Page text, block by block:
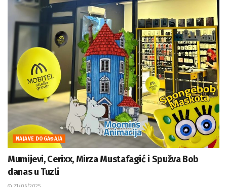
NAJAVE DOGAĐAJA
Mumijevi, Cerixx, Mirza Mustafagić i Spužva Bob
danas u Tuzli